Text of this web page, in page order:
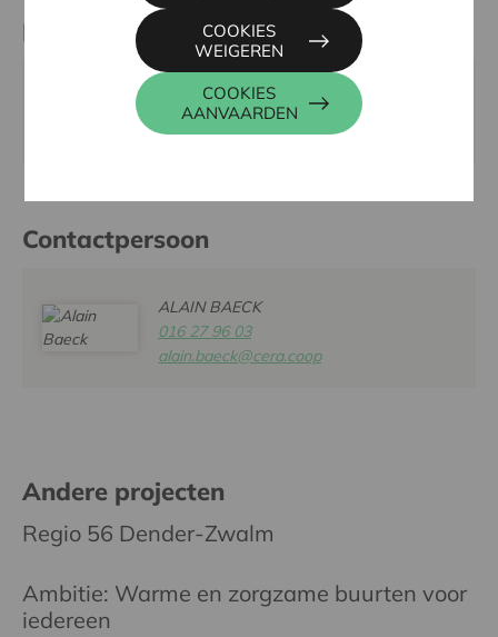
Partner
Veldhuis tussen Dender en Mark, Waarbekeplein 19,
9506 GERAARDSBERGEN
Contactpersoon
ALAIN BAECK
016 27 96 03
alain.baeck@cera.coop
Andere projecten
Regio 56 Dender-Zwalm
Ambitie: Warme en zorgzame buurten voor
iedereen
COOKIES
AANVAARDEN
COOKIES
WEIGEREN